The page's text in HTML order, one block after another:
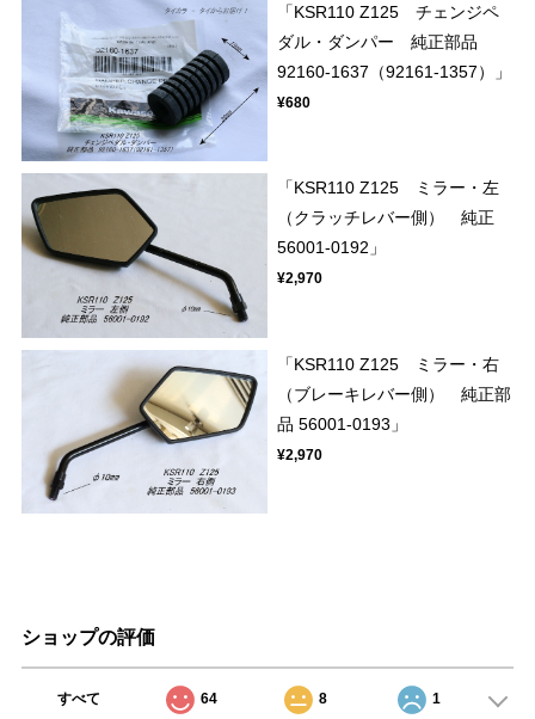
「KSR110 Z125 チェンジペ
ダル・ダンパー 純正部品
92160-1637（92161-1357）」
¥680
「KSR110 Z125 ミラー・左
（クラッチレバー側） 純正
56001-0192」
¥2,970
「KSR110 Z125 ミラー・右
（ブレーキレバー側） 純正部
品 56001-0193」
¥2,970
ショップの評価
すべて 64 8 1